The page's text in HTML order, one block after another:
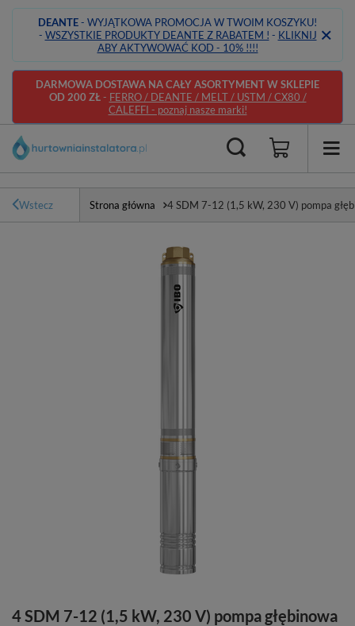
DEANTE- WYJĄTKOWA PROMOCJA W TWOIM KOSZYKU!
- WSZYSTKIE PRODUKTY DEANTE Z RABATEM ! - KLIKNIJ
ABY AKTYWOWAĆ KOD - 10% !!!!
DARMOWA DOSTAWA NA CAŁY ASORTYMENT W SKLEPIE
OD 200 ZŁ- FERRO / DEANTE / MELT / USTM / CX80 /
CALEFFI - poznaj nasze marki!
Wstecz Strona główna 4 SDM 7-12 (1,5 kW, 230 V) pompa
4 SDM 7-12 (1,5 kW, 230 V) pompa głębinowa